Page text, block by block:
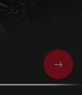
NEXT